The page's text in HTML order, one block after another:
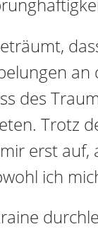
des
Trotz
erst auf,
ich